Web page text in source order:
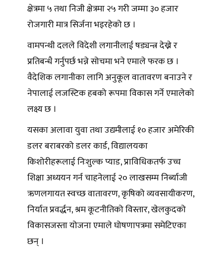
क्षेत्रमा ५ तथा निजी क्षेत्रमा २५ गरी जम्मा ३० हजार
रोजगारी मात्र सिर्जना भइरहेको छ ।
वामपन्थी दलले विदेशी लगानीलाई षड्यन्त्र देख्ने र
प्रतिबन्धै गर्नुपर्छ भन्ने सोचमा भने एमाले फरक छ ।
वैदेशिक लगानीका लागि अनुकूल वातावरण बनाउने र
नेपालाई लजस्टिक हबको रूपमा विकास गर्ने एमालेको
लक्ष्य छ ।
यसका अलावा युवा तथा उद्यमीलाई १० हजार अमेरिकी
डलर बराबरको डलर कार्ड, विद्यालयका
किशोरीहरूलाई निःशुल्क प्याड, प्राविधिकतर्फ उच्च
शिक्षा अध्ययन गर्न चाहनेलाई २० लाखसम्म निर्ब्याजी
ऋणलगायत स्वच्छ वातावरण, कृषिको व्यवसायीकरण,
निर्यात प्रवर्द्धन, श्रम कूटनीतिको विस्तार, खेलकुदको
विकासजस्ता योजना एमाले घोषणापत्रमा समेटिएका
छन् ।